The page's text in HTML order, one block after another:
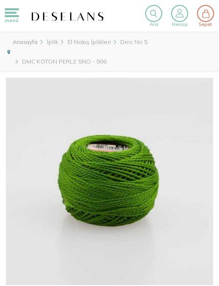
menü
Ara Hesap Sepet
Anasayfa İplik El Nakış İplikleri Dmc No 5
DMC KOTON PERLE 5NO - 906